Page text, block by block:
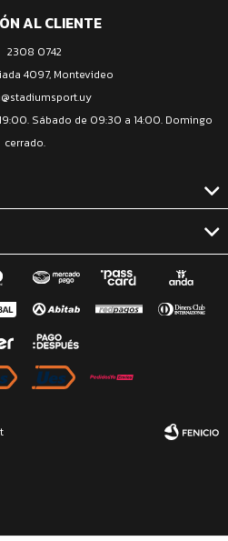
AL CLIENTE
2308 0742
4097, Montevideo
Sábado de 09:30 a 14:00. Domingo
cerrado.